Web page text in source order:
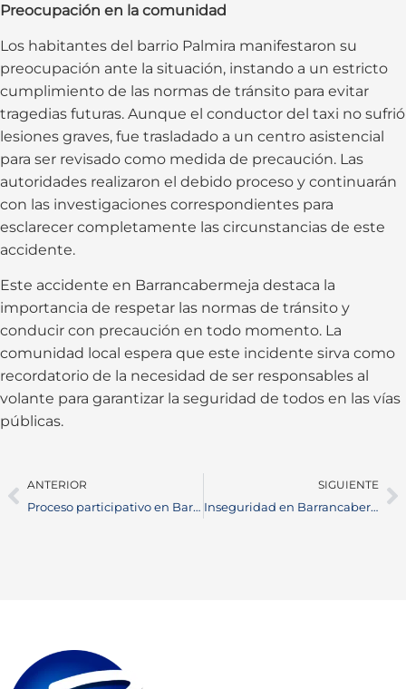
Preocupación en la comunidad
Los habitantes del barrio Palmira manifestaron su
preocupación ante la situación, instando a un estricto
cumplimiento de las normas de tránsito para evitar
tragedias futuras. Aunque el conductor del taxi no sufrió
lesiones graves, fue trasladado a un centro asistencial
para ser revisado como medida de precaución. Las
autoridades realizaron el debido proceso y continuarán
con las investigaciones correspondientes para
esclarecer completamente las circunstancias de este
accidente.
Este accidente en Barrancabermeja destaca la
importancia de respetar las normas de tránsito y
conducir con precaución en todo momento. La
comunidad local espera que este incidente sirva como
recordatorio de la necesidad de ser responsables al
volante para garantizar la seguridad de todos en las vías
públicas.
ANTERIOR
Proceso participativo en Barrancabermeja para el Plan de Desarrollo 2024-2027
SIGUIENTE
Inseguridad en Barrancabermeja: Robos a establecimientos públicos preocupan a comerciantes